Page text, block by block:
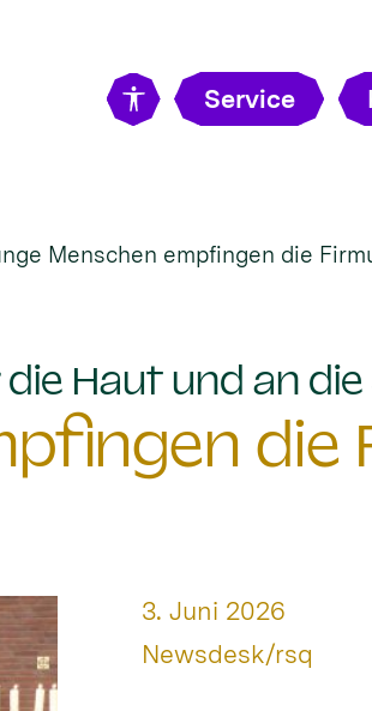
Service
Menschen empfingen die
Haut und an
die
Datum:
3. Juni 2026
Von:
Newsdesk/rsq